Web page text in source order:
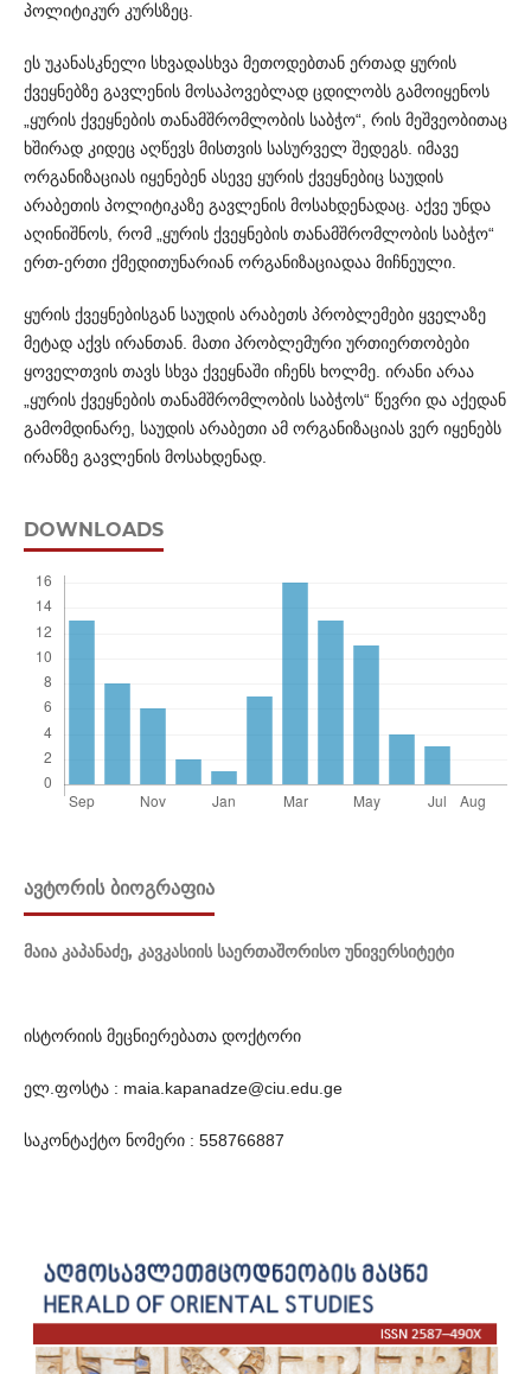
პოლი­ტიკურ კურსზეც.
ეს უკანასკნელი სხვადასხვა მეთოდებთან ერთად ყურის
ქვეყნებზე გავლენის მოსაპოვებლად ცდილობს გამოიყენოს
„ყუ­რის ქვეყნების თანამშრომლობის საბჭო“, რის მეშვეობითაც
ხში­რად კიდეც აღწევს მისთვის სასურველ შედეგს. იმავე
ორგა­ნიზაციას იყენებენ ასევე ყურის ქვეყნებიც საუდის
არაბეთის პოლიტიკაზე გავლენის მოსახდენადაც. აქვე უნდა
აღინიშნოს, რომ „ყურის ქვეყნების თანამშრომლობის საბჭო“
ერთ-ერთი ქმედითუნარიან ორგანიზაციადაა მიჩნეული.
ყურის ქვეყნებისგან საუდის არაბეთს პრობლემები ყველაზე
მეტად აქვს ირანთან. მათი პრობლემური ურთიერთობები
ყოვე­ლთვის თავს სხვა ქვეყნაში იჩენს ხოლმე. ირანი არაა
„ყურის ქვეყნების თანამშრომლობის საბჭოს“ წევრი და აქედან
გამომ­დინარე, საუდის არაბეთი ამ ორგანიზაციას ვერ იყენებს
ირანზე გავლენის მოსახდენად.
DOWNLOADS
ᲐᲕᲢᲝᲠᲘᲡ ᲑᲘᲝᲒᲠᲐᲤᲘᲐ
მაია კაპანაძე, კავკასიის საერთაშორისო უნივერსიტეტი
ისტორიის მეცნიერებათა დოქტორი
ელ.ფოსტა : maia.kapanadze@ciu.edu.ge
საკონტაქტო ნომერი : 558766887